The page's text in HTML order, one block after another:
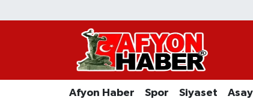
Afyon Haber Spor Siyaset
Afyon Haber